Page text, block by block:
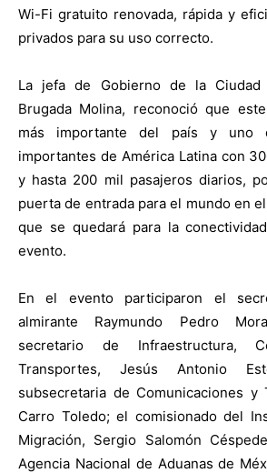
Wi-Fi gratuito renovada, rápida y
privados para su uso correcto.
La jefa de Gobierno de la Ciudad
Brugada Molina, reconoció que
más importante del país y uno
importantes de América Latina con
y hasta 200 mil pasajeros diarios,
puerta de entrada para el mundo en
que se quedará para la
evento.
En el evento participaron el
almirante Raymundo Pedro
secretario de Infraestructura,
Transportes, Jesús Antonio
subsecretaria de Comunicaciones y
Carro Toledo; el comisionado del
Migración, Sergio Salomón
Agencia Nacional de Aduanas de